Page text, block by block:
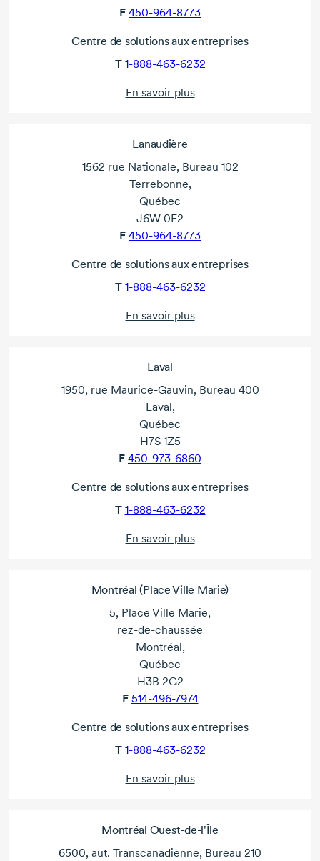
F 450-964-8773
Centre de solutions aux entreprises
T 1-888-463-6232
En savoir plus
Lanaudière
1562 rue Nationale, Bureau 102
Terrebonne,
Québec
J6W 0E2
F 450-964-8773
Centre de solutions aux entreprises
T 1-888-463-6232
En savoir plus
Laval
1950, rue Maurice-Gauvin, Bureau 400
Laval,
Québec
H7S 1Z5
F 450-973-6860
Centre de solutions aux entreprises
T 1-888-463-6232
En savoir plus
Montréal (Place Ville Marie)
5, Place Ville Marie,
rez-de-chaussée
Montréal,
Québec
H3B 2G2
F 514-496-7974
Centre de solutions aux entreprises
T 1-888-463-6232
En savoir plus
Montréal Ouest-de-l'Île
6500, aut. Transcanadienne, Bureau 210